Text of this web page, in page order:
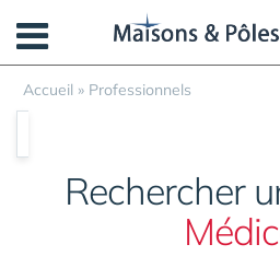
Accueil » Professionnels
Rechercher
Panneau de gestion des cookies